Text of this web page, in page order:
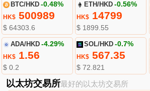
BTC/HKD -0.48%
HK$500989
$ 64303.6
ETH/HKD -0.56%
HK$ 14799
$ 1899.55
ADA/HKD -4.29%
HK$1.56
$ 0.2
SOL/HKD -0.7%
HK$ 567.35
$ 72.821
以太坊交易所最好的以太坊交易所